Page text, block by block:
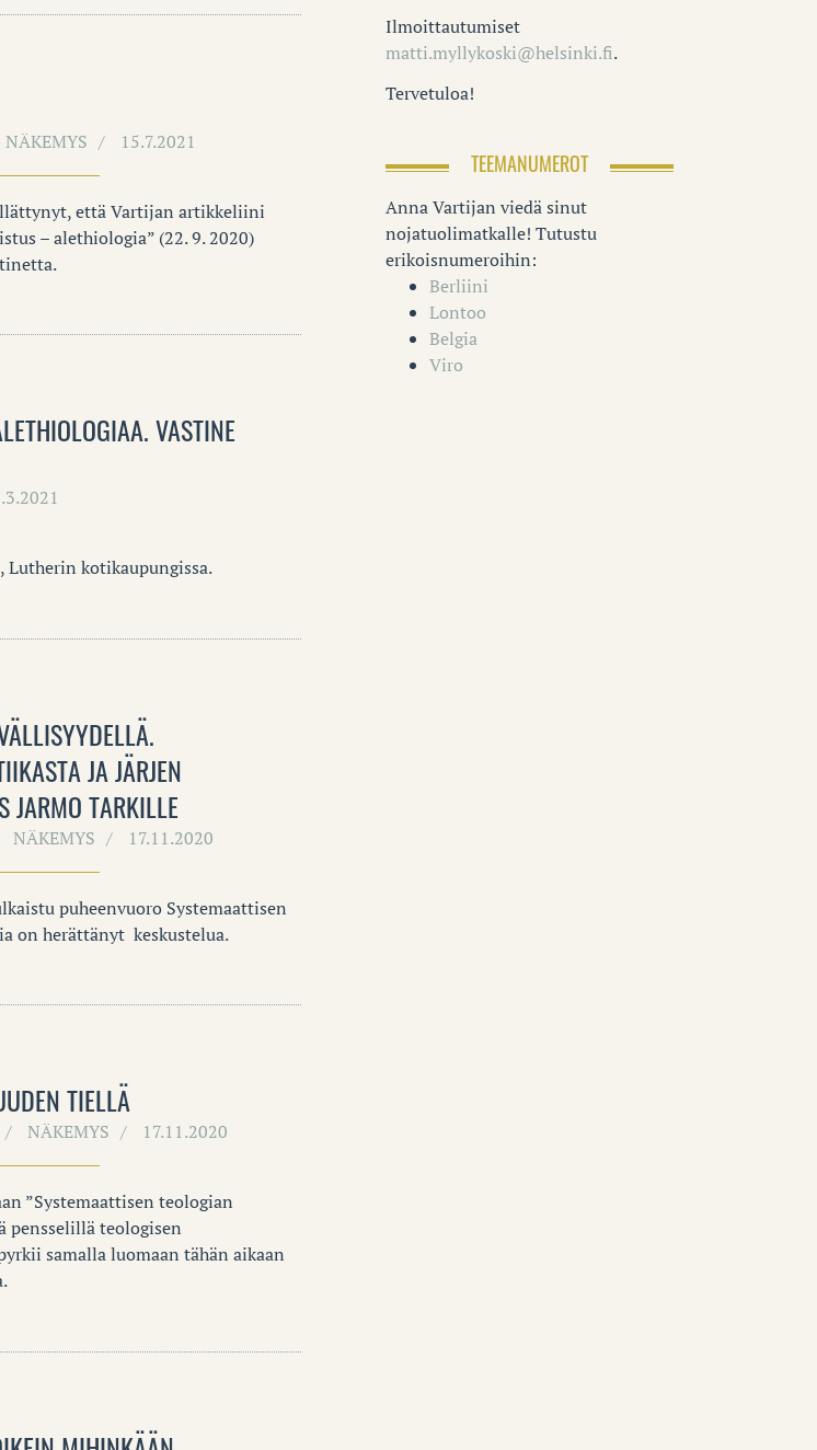
NÄKEMYS 15.7.2021
että Vartijan artikkeliini
– alethiologia” (22. 9. 2020)
VASTINE
kotikaupungissa.
JA JÄRJEN
JARMO TARKILLE
NÄKEMYS 17.11.2020
puheenvuoro Systemaattisen
on herättänyt keskustelua.
TIELLÄ
NÄKEMYS 17.11.2020
”Systemaattisen teologian
pensselillä teologisen
samalla luomaan tähän aikaan
Ilmoittautumiset
matti.myllykoski@helsinki.fi.
Tervetuloa!
TEEMANUMEROT
Anna Vartijan viedä sinut
nojatuolimatkalle! Tutustu
erikoisnumeroihin:
Berliini
Lontoo
Belgia
Viro